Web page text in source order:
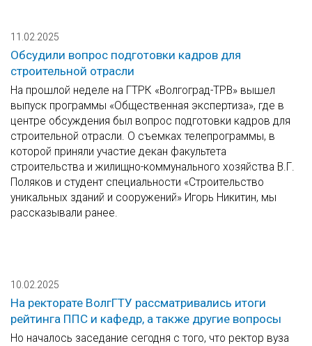
11.02.2025
Обсудили вопрос подготовки кадров для
строительной отрасли
На прошлой неделе на ГТРК «Волгоград-ТРВ» вышел
выпуск программы «Общественная экспертиза», где в
центре обсуждения был вопрос подготовки кадров для
строительной отрасли. О съемках телепрограммы, в
которой приняли участие декан факультета
строительства и жилищно-коммунального хозяйства В.Г.
Поляков и студент специальности «Строительство
уникальных зданий и сооружений» Игорь Никитин, мы
рассказывали ранее.
10.02.2025
На ректорате ВолгГТУ рассматривались итоги
рейтинга ППС и кафедр, а также другие вопросы
Но началось заседание сегодня с того, что ректор вуза